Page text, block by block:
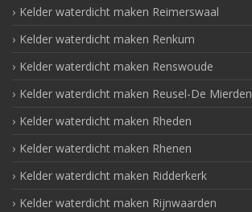
Kelder waterdicht maken Reimerswaal
Kelder waterdicht maken Renkum
Kelder waterdicht maken Renswoude
Kelder waterdicht maken Reusel-De Mierden
Kelder waterdicht maken Rheden
Kelder waterdicht maken Rhenen
Kelder waterdicht maken Ridderkerk
Kelder waterdicht maken Rijnwaarden